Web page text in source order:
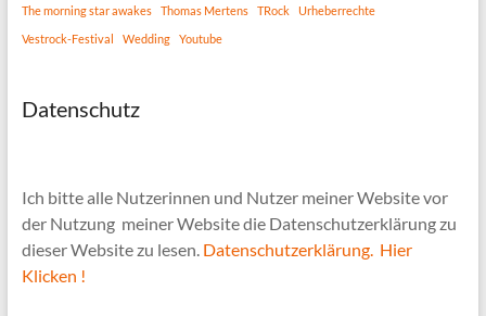
The morning star awakes Thomas Mertens TRock
Urheberrechte
Vestrock-Festival
Wedding Youtube
Datenschutz
Ich bitte alle Nutzerinnen und Nutzer meiner Website vor
der Nutzung meiner Website die Datenschutzerklärung zu
dieser Website zu lesen. Datenschutzerklärung. Hier
Klicken !